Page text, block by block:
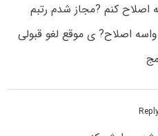
اصلاح کنم ?مجاز شدم رتبم
اصلاح? ی موقع لغو قبولی